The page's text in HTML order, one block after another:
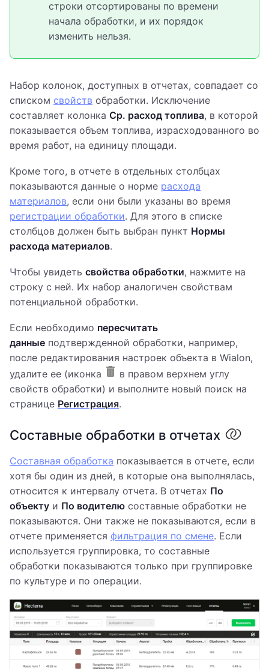
строки отсортированы по времени
начала обработки, и их порядок
изменить нельзя.
Набор колонок, доступных в отчетах, совпадает со
списком свойств обработки. Исключение
составляет колонка Ср. расход топлива, в которой
показывается объем топлива, израсходованного во
время работ, на единицу площади.
Кроме того, в отчете в отдельных столбцах
показываются данные о норме расхода
материалов, если они были указаны во время
регистрации обработки. Для этого в списке
столбцов должен быть выбран пункт Нормы
расхода материалов.
Чтобы увидеть свойства обработки, нажмите на
строку с ней. Их набор аналогичен свойствам
потенциальной обработки.
Если необходимо пересчитать
данные подтвержденной обработки, например,
после редактирования настроек объекта в Wialon,
удалите ее (иконка
в правом верхнем углу
свойств обработки) и выполните новый поиск на
странице Регистрация.
Составные обработки в отчетах
Составная обработка показывается в отчете, если
хотя бы один из дней, в которые она выполнялась,
относится к интервалу отчета. В отчетах По
объекту и По водителю составные обработки не
показываются. Они также не показываются, если в
отчете применяется фильтрация по смене. Если
используется группировка, то составные
обработки показываются только при группировке
по культуре и по операции.